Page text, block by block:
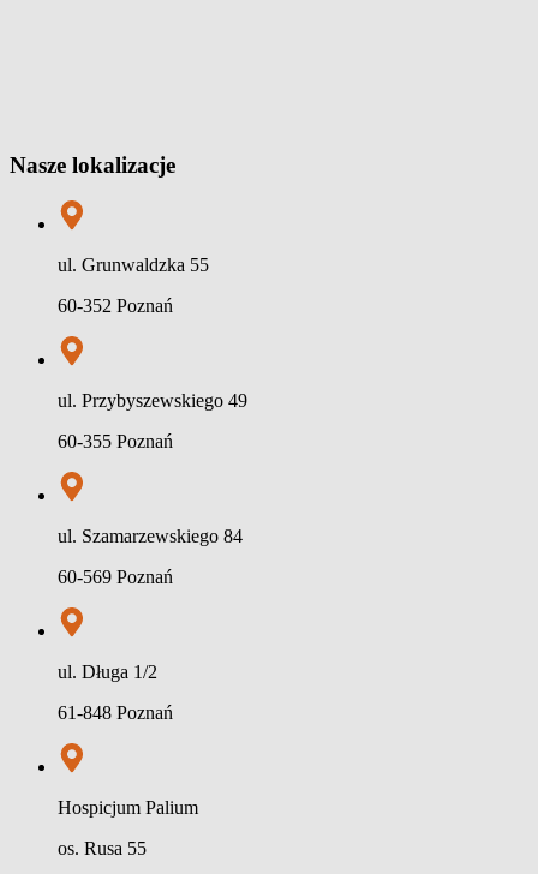
Nasze lokalizacje
ul. Grunwaldzka 55
60-352 Poznań
ul. Przybyszewskiego 49
60-355 Poznań
ul. Szamarzewskiego 84
60-569 Poznań
ul. Długa 1/2
61-848 Poznań
Hospicjum Palium
os. Rusa 55